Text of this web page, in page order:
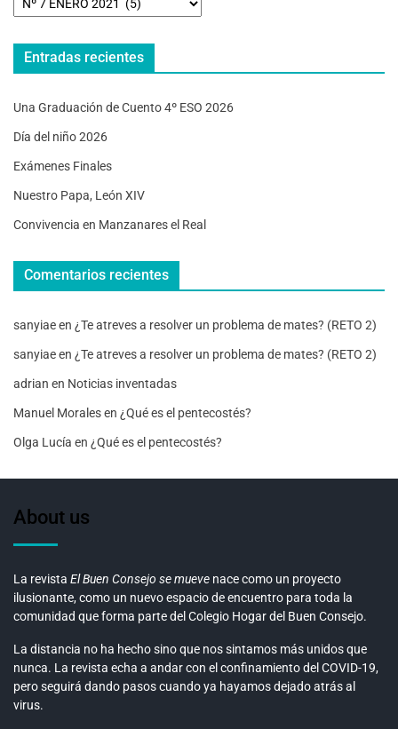
Entradas recientes
Una Graduación de Cuento 4º ESO 2026
Día del niño 2026
Exámenes Finales
Nuestro Papa, León XIV
Convivencia en Manzanares el Real
Comentarios recientes
sanyiaeen ¿Te atreves a resolver un problema de mates? (RETO 2)
sanyiaeen ¿Te atreves a resolver un problema de mates? (RETO 2)
adrian en Noticias inventadas
Manuel Moralesen ¿Qué es el pentecostés?
Olga Lucía en ¿Qué es el pentecostés?
About us
La revista El Buen Consejo se mueve nace como un proyecto
ilusionante, como un nuevo espacio de encuentro para toda la
comunidad que forma parte del Colegio Hogar del Buen Consejo.
La distancia no ha hecho sino que nos sintamos más unidos que
nunca. La revista echa a andar con el confinamiento del COVID-19,
pero seguirá dando pasos cuando ya hayamos dejado atrás al
virus.